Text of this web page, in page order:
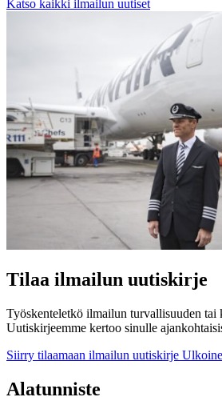
Katso kaikki ilmailun uutiset
Tilaa ilmailun uutiskirje
Työskenteletkö ilmailun turvallisuuden tai
Uutiskirjeemme kertoo sinulle
Siirry tilaamaan ilmailun uutiskirje
Alatunniste